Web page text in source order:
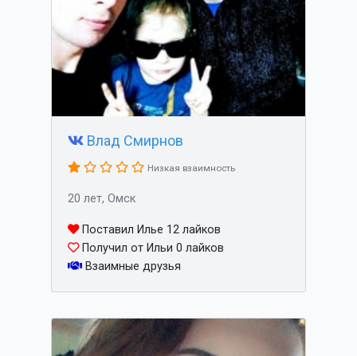
Влад Смирнов
Низкая взаимность
20 лет, Омск
Поставил Илье 12 лайков
Получил от Ильи 0 лайков
Взаимные друзья